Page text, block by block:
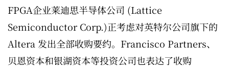
FPGA企业莱迪思半导体公司 (Lattice
Semiconductor Corp.)正考虑对英特尔公司旗下的
Altera 发出全部收购要约。Francisco Partners、
贝恩资本和银湖资本等投资公司也表达了收购